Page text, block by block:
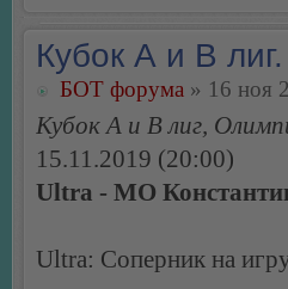
Кубок А и В
БОТ форума » 16 ноя
Кубок А и В лиг,
15.11.2019 (20:00)
Ultra - МО
Ultra: Соперник на